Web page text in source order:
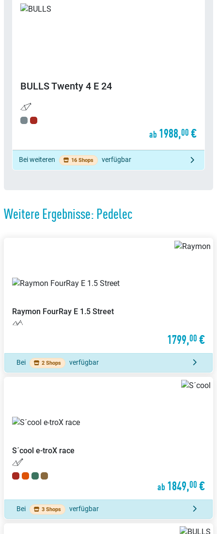
BULLSTwenty 4 E 24
ab 1988,00 €
Bei weiteren 16 Shops verfügbar
Weitere Ergebnisse: Pedelec
Raymon FourRay E 1.5 Street
1799,00 €
Bei 2 Shops verfügbar
S´cool e-troX race
ab 1849,00 €
Bei 3 Shops verfügbar